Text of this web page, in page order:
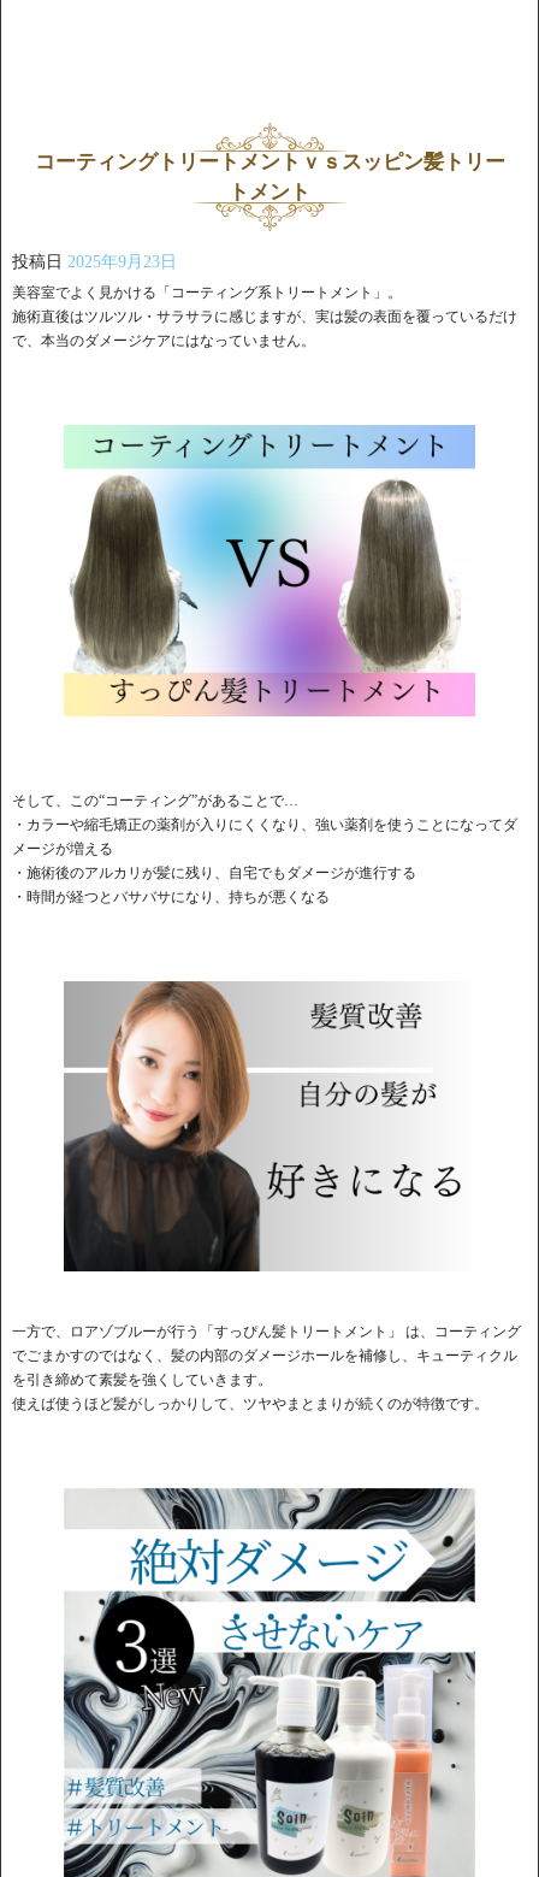
コーティングトリートメントｖｓスッピン髪トリー
トメント
投稿日 2025年9月23日
美容室でよく見かける「コーティング系トリートメント」。
施術直後はツルツル・サラサラに感じますが、実は髪の表面を覆っているだけ
で、本当のダメージケアにはなっていません。
そして、この“コーティング”があることで…
・カラーや縮毛矯正の薬剤が入りにくくなり、強い薬剤を使うことになってダ
メージが増える
・施術後のアルカリが髪に残り、自宅でもダメージが進行する
・時間が経つとバサバサになり、持ちが悪くなる
一方で、ロアゾブルーが行う「すっぴん髪トリートメント」 は、コーティング
でごまかすのではなく、髪の内部のダメージホールを補修し、キューティクル
を引き締めて素髪を強くしていきます。
使えば使うほど髪がしっかりして、ツヤやまとまりが続くのが特徴です。